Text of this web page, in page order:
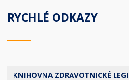
RYCHLÉ ODKAZY
KNIHOVNA ZDRAVOTNICKÉ